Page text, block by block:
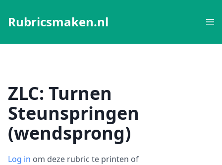
Rubricsmaken.nl
ZLC: Turnen
Steunspringen
(wendsprong)
Log in om deze rubric te printen of